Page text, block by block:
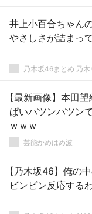
井上小百合ちゃん
やさしさが詰まっ
乃木坂46まとめ 乃木
【最新画像】本田
ぱいパツンパツン
ｗｗｗ
芸能かめはめ波
【乃木坂46】俺の
ビンビン反応する